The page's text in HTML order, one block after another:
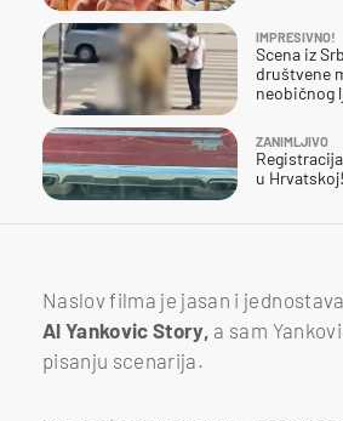
IMPRESIVNO!
Scena iz
društvene
neobičnog
ZANIMLJIVO
u
Naslov filma je jasan i
Al Yankovic Story, a sam
pisanju scenarija.